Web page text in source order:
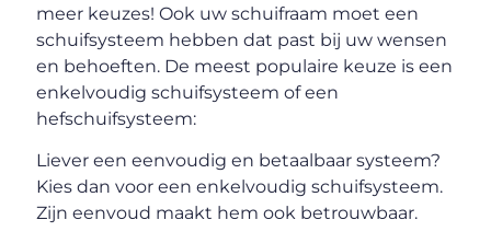
meer keuzes! Ook uw schuifraam moet een
schuifsysteem hebben dat past bij uw wensen
en behoeften. De meest populaire keuze is een
enkelvoudig schuifsysteem of een
hefschuifsysteem:
Liever een eenvoudig en betaalbaar systeem?
Kies dan voor een enkelvoudig schuifsysteem.
Zijn eenvoud maakt hem ook betrouwbaar.